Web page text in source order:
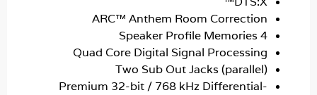
ARC™ Anthem Room
Quad Core Digital Signal
Two Sub Out Jacks
Premium 32-bit / 768 kHz